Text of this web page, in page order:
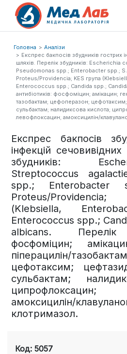
Головна
Аналізи
Експрес бакпосів збудників гострих
шляхів. Перелік збудників:
Pseudomonas spp.; Enterobacter spp.;
Proteus/Providencia; KES група
Enterococcus spp.; Candida spp.;
антибіотиків: фосфоміцин; амікацин;
тазобактам; цефоперазон;
сульбактам; налидиксова кислота;
левофлоксацин; амоксицилін/
Експрес бакпосів
інфекцій
збудників:
Streptococcus
spp.; Enterobacter
Proteus/
(Klebsiella,
Enterococcus spp.;
albicans. Перелік
фосфоміцин;
піперацилін/
цефотаксим;
сульбактам;
ципрофлоксацин;
амоксицилін/
клотримазол.
Код: 5057